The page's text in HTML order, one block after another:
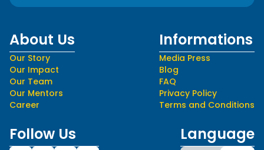
About Us
Our Story
Our Impact
Our Team
Our Mentors
Career
Informations
Media Press
Blog
FAQ
Privacy Policy
Terms and Conditions
Follow Us Language